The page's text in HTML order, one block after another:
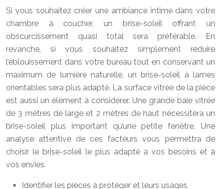
Si vous souhaitez créer une ambiance intime dans votre
chambre à coucher, un brise-soleil offrant un
obscurcissement quasi total sera préférable. En
revanche, si vous souhaitez simplement réduire
l’éblouissement dans votre bureau tout en conservant un
maximum de lumière naturelle, un brise-soleil à lames
orientables sera plus adapté. La surface vitrée de la pièce
est aussi un élément à considérer. Une grande baie vitrée
de 3 mètres de large et 2 mètres de haut nécessitera un
brise-soleil plus important qu’une petite fenêtre. Une
analyse attentive de ces facteurs vous permettra de
choisir le brise-soleil le plus adapté à vos besoins et à
vos envies.
Identifier les pièces à protéger et leurs usages